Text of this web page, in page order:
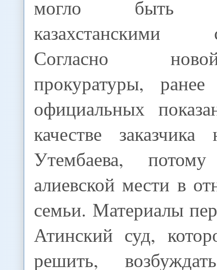
могло быть
казахстанскими
Согласно
прокуратуры,
официальных
качестве
Утембаева,
алиевской мести в
семьи. Материалы
Атинский суд,
решить,